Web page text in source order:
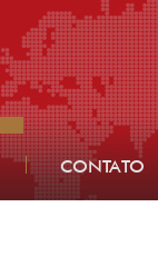
CONTATO